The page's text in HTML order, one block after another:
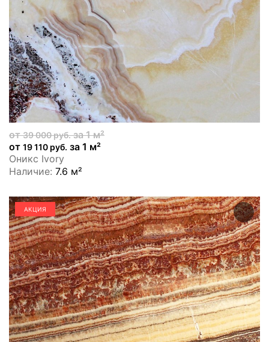
от39 000 руб.за 1 м²
от 19 110 руб. за 1 м²
Оникс Ivory
Наличие: 7.6 м²
АКЦИЯ